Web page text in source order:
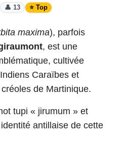
👤 13 ⭐ Top
maxima), parfois
, est une
cultivée
Caraïbes et
de Martinique.
tupi « jirumum » et
antillaise de cette